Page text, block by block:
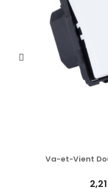
Va-et-Vient